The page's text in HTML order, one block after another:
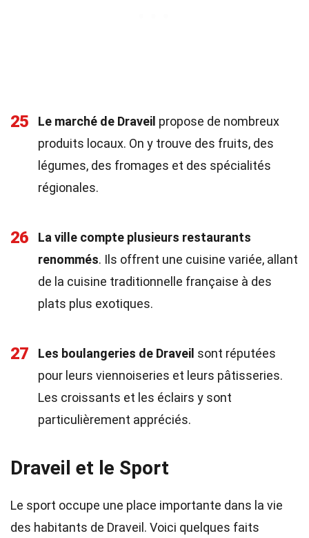
25 Le marché de Draveil propose de nombreux
produits locaux. On y trouve des fruits, des
légumes, des fromages et des spécialités
régionales.
26
La ville compte plusieurs restaurants
renommés. Ils offrent une cuisine variée, allant
de la cuisine traditionnelle française à des
plats plus exotiques.
27 Les boulangeries de Draveil sont réputées
pour leurs viennoiseries et leurs pâtisseries.
Les croissants et les éclairs y sont
particulièrement appréciés.
Draveil et le Sport
Le sport occupe une place importante dans la vie
des habitants de Draveil. Voici quelques faits